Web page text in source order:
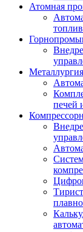
Атомная
Металлургия
печей